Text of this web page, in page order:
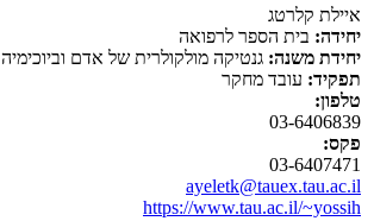
איילת קלרטג
יחידה: בית הספר לרפואה
יחידת משנה: גנטיקה מולקולרית של אדם וביוכימיה
תפקיד: עובד מחקר
טלפון:
03-6406839
פקס:
03-6407471
ayeletk@tauex.tau.ac.il
https://www.tau.ac.il/~yossih